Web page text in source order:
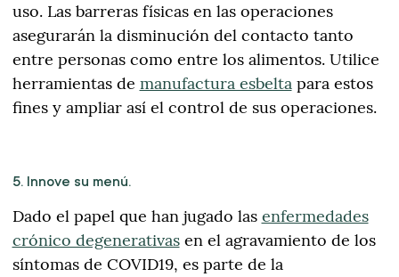
uso. Las barreras físicas en las operaciones
asegurarán la disminución del contacto tanto
entre personas como entre los alimentos. Utilice
herramientas de manufactura esbeltapara estos
fines y ampliar así el control de sus operaciones.
5. Innove su menú.
Dado el papel que han jugado las enfermedades
crónico degenerativasen el agravamiento de los
síntomas de COVID19, es parte de la